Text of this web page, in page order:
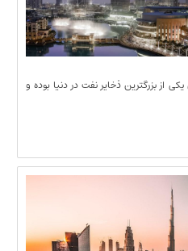
نفت در دنیا بوده و